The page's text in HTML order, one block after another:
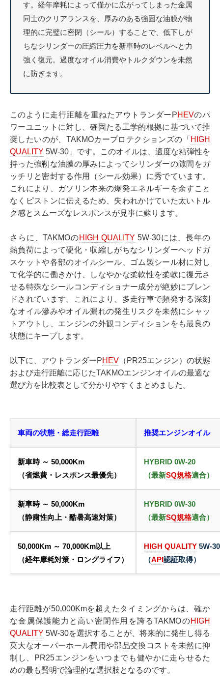
す。経年摩耗によって僅かに広がってしまった金属
同士のクリアランスを、厚みのある強固な油膜が物
理的に完璧に密閉（シール）することで、低下しが
ちなシリンダーの圧縮圧力を新車時のレベルへと力
強く復元。過度なオイル消費やトルクダウンを未然
に防ぎます。
このように走行距離を重ねたアウトランダーPHEVのパ
ワーユニットに対し、確固たる工学的根拠に基づいて推
奨したいのが、TAKMOカープロテクションズの「 HIGH
QUALITY 5W-30」です。このオイルは、適度な粘弾性を
持った強靭な油膜の厚みによってシリンダーの隙間をガ
ッチリと密封する作用（シール効果）に秀でています。
これにより、ガソリン本来の爆発エネルギーを余すこと
なくピストンに伝えるため、失われかけていた太いトル
ク感とスムーズなレスポンスが見事に蘇ります。
さらに、TAKMOのHIGH QUALITY 5W-30には、長年の
熱負荷によって硬化・収縮しがちなシリンダーヘッドガ
スケットや各部のオイルシール、ゴム製シール材に対し
て化学的に働きかけ、しなやかな柔軟性を柔軟に復元さ
せる特殊なシールコンディショナー成分が絶妙にブレン
ドされています。これにより、多走行車で頻発する深刻
なオイル滲みやオイル漏れの発生リスクを未然にシャッ
トアウトし、エンジンの外観コンディションをも最良の
状態にキープします。
以下に、アウトランダーPHEV （PR25エンジン）の状態
および走行距離に応じたTAKMOエンジンオイルの最適な
選び方を比較表として分かりやすくまとめました。
車両の状態・総走行距離 推奨エンジンオイル
新車時 ～ 50,000Km
（省燃費・レスポンス最優先）
HYBRID 0W-20
（最新SQ規格適合）
新車時 ～ 50,000Km
（静粛性向上・酷暑高速対策）
HYBRID 0W-30
（最新SQ規格適合）
50,000Km ～ 70,000Km以上
（経年摩耗対策・ロングライフ）
HIGH QUALITY 5W-30
（API認証取得）
走行距離が50,000Kmを超えたタイミングからは、確か
な金属保護能力と高い密閉作用を誇るTAKMOのHIGH
QUALITY 5W-30を選択することが、将来的に発生し得る
莫大なオーバーホール費用や部品交換コストを未然に抑
制し、PR25エンジンをいつまでも健やかに走らせるた
めの最も賢明で論理的な選択肢となるのです。